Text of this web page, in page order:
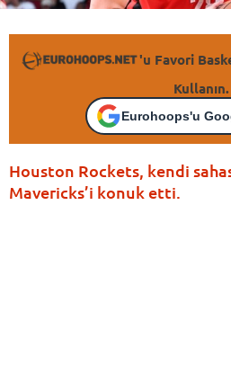
'u Favori
Kullanın.
Eurohoops'u
Houston Rockets, kendi
Mavericks’i konuk etti.